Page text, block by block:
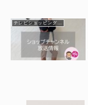
テレビショッピング情報